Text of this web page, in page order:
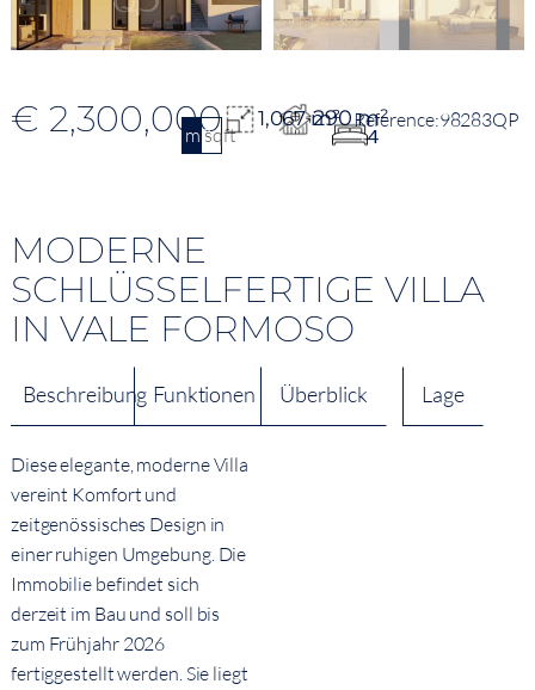
€ 2,300,000
m2sqft
1,067 m²290 m²
4
98283QP
MODERNE
SCHLÜSSELFERTIGE VILLA
IN VALE FORMOSO
Beschreibung Funktionen Überblick Lage
Diese elegante, moderne Villa
vereint Komfort und
zeitgenössisches Design in
einer ruhigen Umgebung. Die
Immobilie befindet sich
derzeit im Bau und soll bis
zum Frühjahr 2026
fertiggestellt werden. Sie liegt